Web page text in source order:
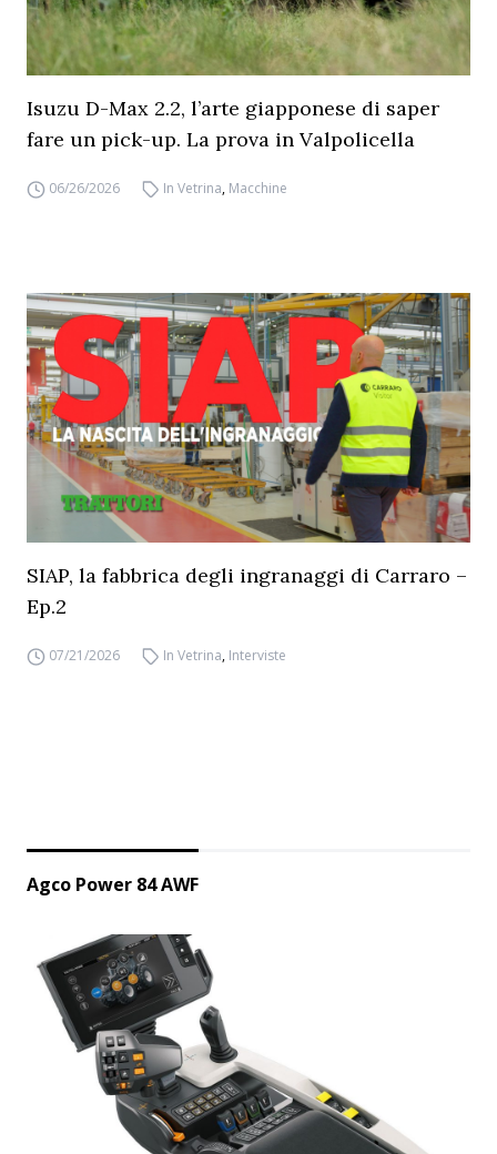
Isuzu D-Max 2.2, l’arte giapponese di saper
fare un pick-up. La prova in Valpolicella
06/26/2026 In Vetrina, Macchine
SIAP, la fabbrica degli ingranaggi di Carraro –
Ep.2
07/21/2026 In Vetrina, Interviste
Agco Power 84 AWF